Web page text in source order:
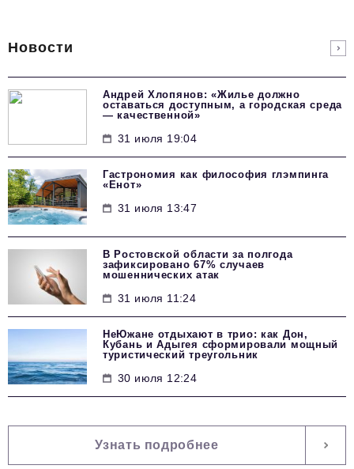
Новости
Андрей Хлопянов: «Жилье должно
оставаться доступным, а городская среда
— качественной»
31 июля 19:04
Гастрономия как философия глэмпинга
«Енот»
31 июля 13:47
В Ростовской области за полгода
зафиксировано 67% случаев
мошеннических атак
31 июля 11:24
НеЮжане отдыхают в трио: как Дон,
Кубань и Адыгея сформировали мощный
туристический треугольник
30 июля 12:24
Узнать подробнее